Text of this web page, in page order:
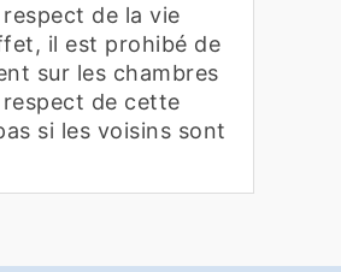
de la vie
il est prohibé de
sur les chambres
de cette
si les voisins sont